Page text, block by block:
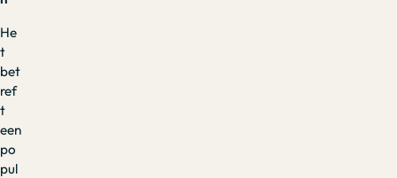
He
t
bet
ref
t
een
po
pul